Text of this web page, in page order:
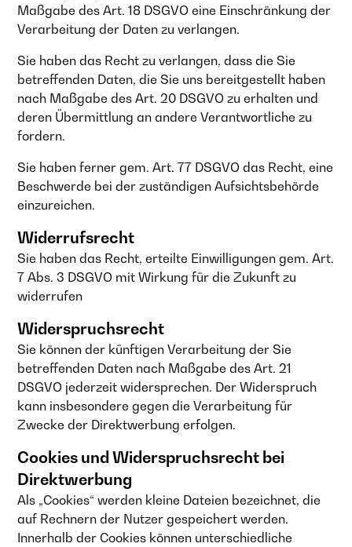
Maßgabe des Art. 18 DSGVO eine Einschränkung der
Verarbeitung der Daten zu verlangen.
Sie haben das Recht zu verlangen, dass die Sie
betreffenden Daten, die Sie uns bereitgestellt haben
nach Maßgabe des Art. 20 DSGVO zu erhalten und
deren Übermittlung an andere Verantwortliche zu
fordern.
Sie haben ferner gem. Art. 77 DSGVO das Recht, eine
Beschwerde bei der zuständigen Aufsichtsbehörde
einzureichen.
Widerrufsrecht
Sie haben das Recht, erteilte Einwilligungen gem. Art.
7 Abs. 3 DSGVO mit Wirkung für die Zukunft zu
widerrufen
Widerspruchsrecht
Sie können der künftigen Verarbeitung der Sie
betreffenden Daten nach Maßgabe des Art. 21
DSGVO jederzeit widersprechen. Der Widerspruch
kann insbesondere gegen die Verarbeitung für
Zwecke der Direktwerbung erfolgen.
Cookies und Widerspruchsrecht bei
Direktwerbung
Als „Cookies“ werden kleine Dateien bezeichnet, die
auf Rechnern der Nutzer gespeichert werden.
Innerhalb der Cookies können unterschiedliche